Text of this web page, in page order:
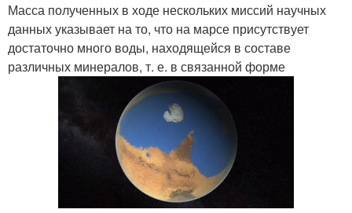
Масса полученных в ходе нескольких миссий научных
данных указывает на то, что на марсе присутствует
достаточно много воды, находящейся в составе
различных минералов, т. е. в связанной форме